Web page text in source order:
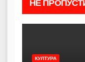
НЕ
КУЛТУРА